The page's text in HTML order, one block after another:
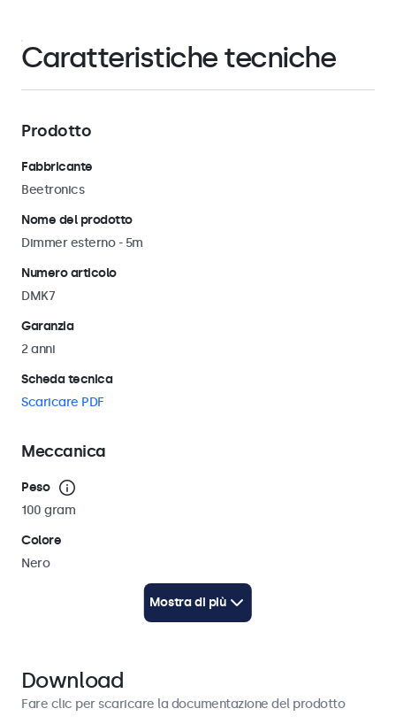
Caratteristiche tecniche
Prodotto
Fabbricante
Beetronics
Nome del prodotto
Dimmer esterno - 5m
Numero articolo
DMK7
Garanzia
2 anni
Scheda tecnica
Scaricare PDF
Meccanica
Peso
100 gram
Colore
Nero
Scaricare PDF
Mostra di più
Download
Fare clic per scaricare la documentazione del prodotto